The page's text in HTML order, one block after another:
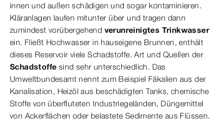
innen und außen schädigen und sogar kontaminieren.
Kläranlagen laufen mitunter über und tragen dann
zumindest vorübergehend verunreinigtes Trinkwasser
ein. Fließt Hochwasser in hauseigene Brunnen, enthält
dieses Reservoir viele Schadstoffe. Art und Quellen der
Schadstoffe sind sehr unterschiedlich. Das
Umweltbundesamt nennt zum Beispiel Fäkalien aus der
Kanalisation, Heizöl aus beschädigten Tanks, chemische
Stoffe von überfluteten Industriegeländen, Düngemittel
von Ackerflächen oder belastete Sedimente aus Flüssen.